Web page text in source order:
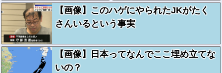
型になってしまうw w w w w w w
w
【画像】このハゲにやられたJKがたく
さんいるという事実
【画像】日本ってなんでここ埋め立てな
いの？